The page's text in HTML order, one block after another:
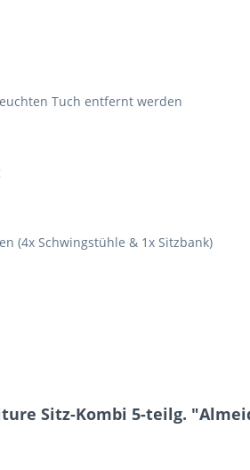
Tuch entfernt werden
(4x Schwingstühle & 1x Sitzbank)
Sitz-Kombi 5-teilg.